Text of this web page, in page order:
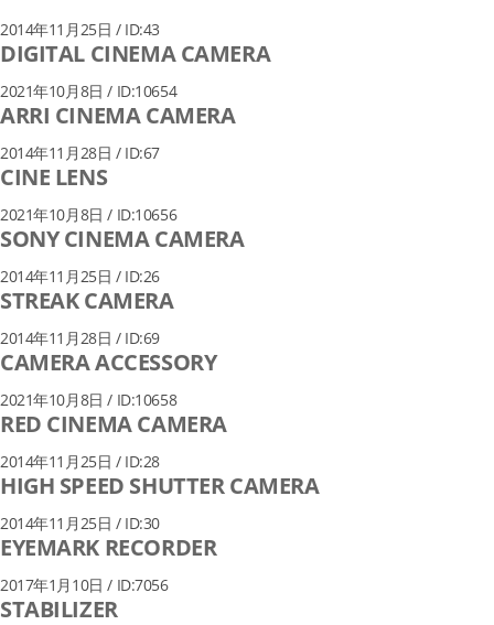
2014年11月25日 / ID:43
DIGITAL CINEMA CAMERA
2021年10月8日 / ID:10654
ARRI CINEMA CAMERA
2014年11月28日 / ID:67
CINE LENS
2021年10月8日 / ID:10656
SONY CINEMA CAMERA
2014年11月25日 / ID:26
STREAK CAMERA
2014年11月28日 / ID:69
CAMERA ACCESSORY
2021年10月8日 / ID:10658
RED CINEMA CAMERA
2014年11月25日 / ID:28
HIGH SPEED SHUTTER CAMERA
2014年11月25日 / ID:30
EYEMARK RECORDER
2017年1月10日 / ID:7056
STABILIZER